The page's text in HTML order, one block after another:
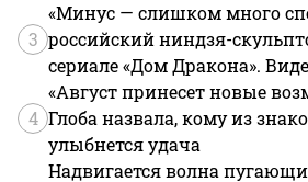
3
«Минус — слишком много
российский ниндзя-
сериале «Дом Дракона».
4
«Август принесет новые
Глоба назвала, кому из
улыбнется удача
Надвигается волна